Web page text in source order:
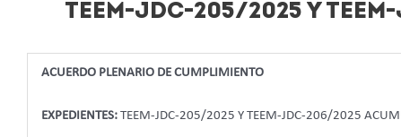
TEEM-JDC-205/2025 Y
ACUERDO PLENARIO DE CUMPLIMIENTO
EXPEDIENTES: TEEM-JDC-205/2025 Y TEEM-JDC-206/2025